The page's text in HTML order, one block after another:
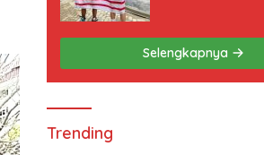
Selengkapnya
Trending